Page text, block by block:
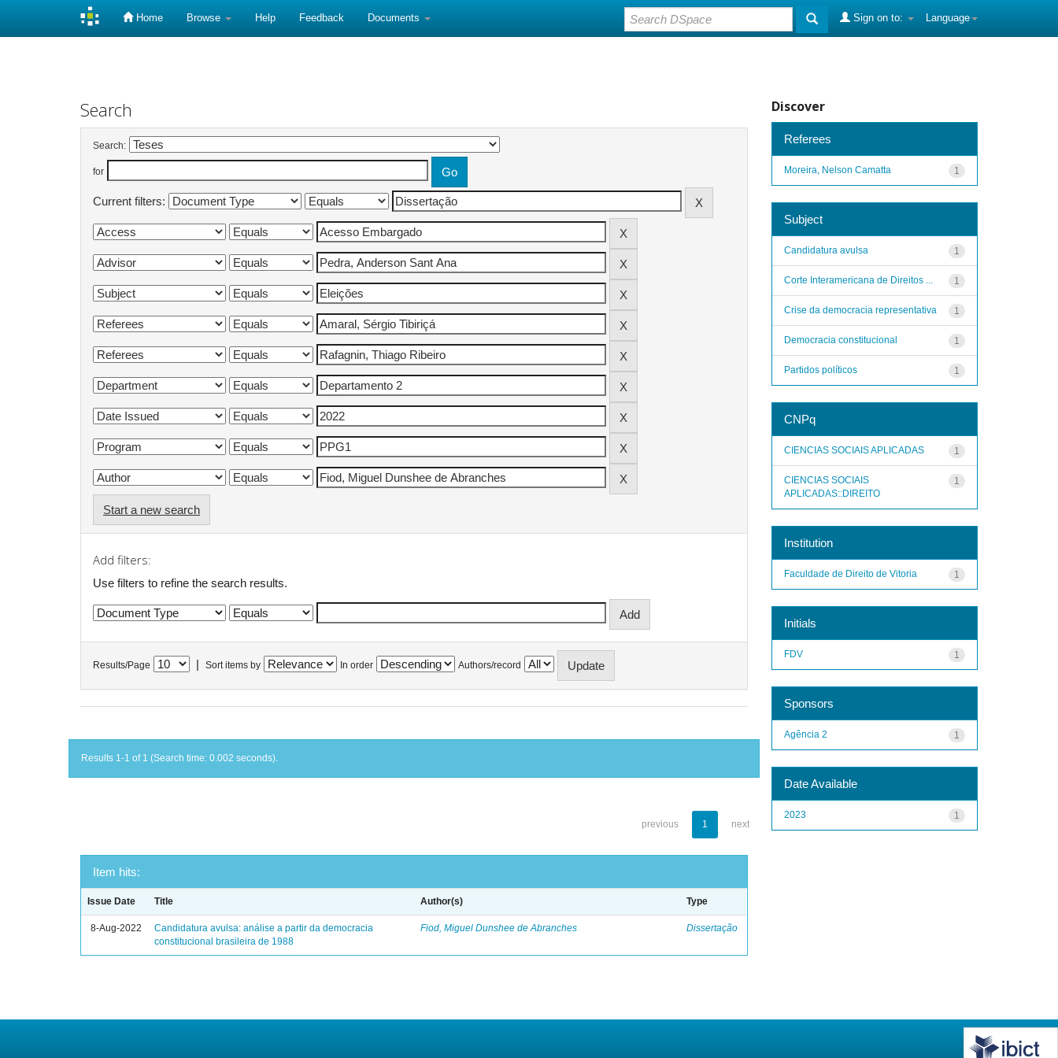
Home Browse Help Feedback Documents Language
Sign on to:
Search
Search:
for
Current filters:
Start a new search
Add filters:
Use filters to refine the search results.
Results/Page Sort items by In order Authors/record
Results 1-1 of 1 (Search time: 0.002 seconds).
previous 1 next
Item hits:
Issue Date Title Author(s) Type
8-Aug-2022
Candidatura avulsa: análise a partir da democracia
constitucional brasileira de 1988
Fiod, Miguel Dunshee de Abranches Dissertação
Discover
Referees
1
Moreira, Nelson Camatta
Subject
1
Candidatura avulsa
1
Corte Interamericana de Direitos ...
1
Crise da democracia representativa
1
Democracia constitucional
1
Partidos políticos
CNPq
1
CIENCIAS SOCIAIS APLICADAS
1
CIENCIAS SOCIAIS
APLICADAS::DIREITO
Institution
1
Faculdade de Direito de Vitoria
Initials
1
FDV
Sponsors
1
Agência 2
Date Available
1
2023